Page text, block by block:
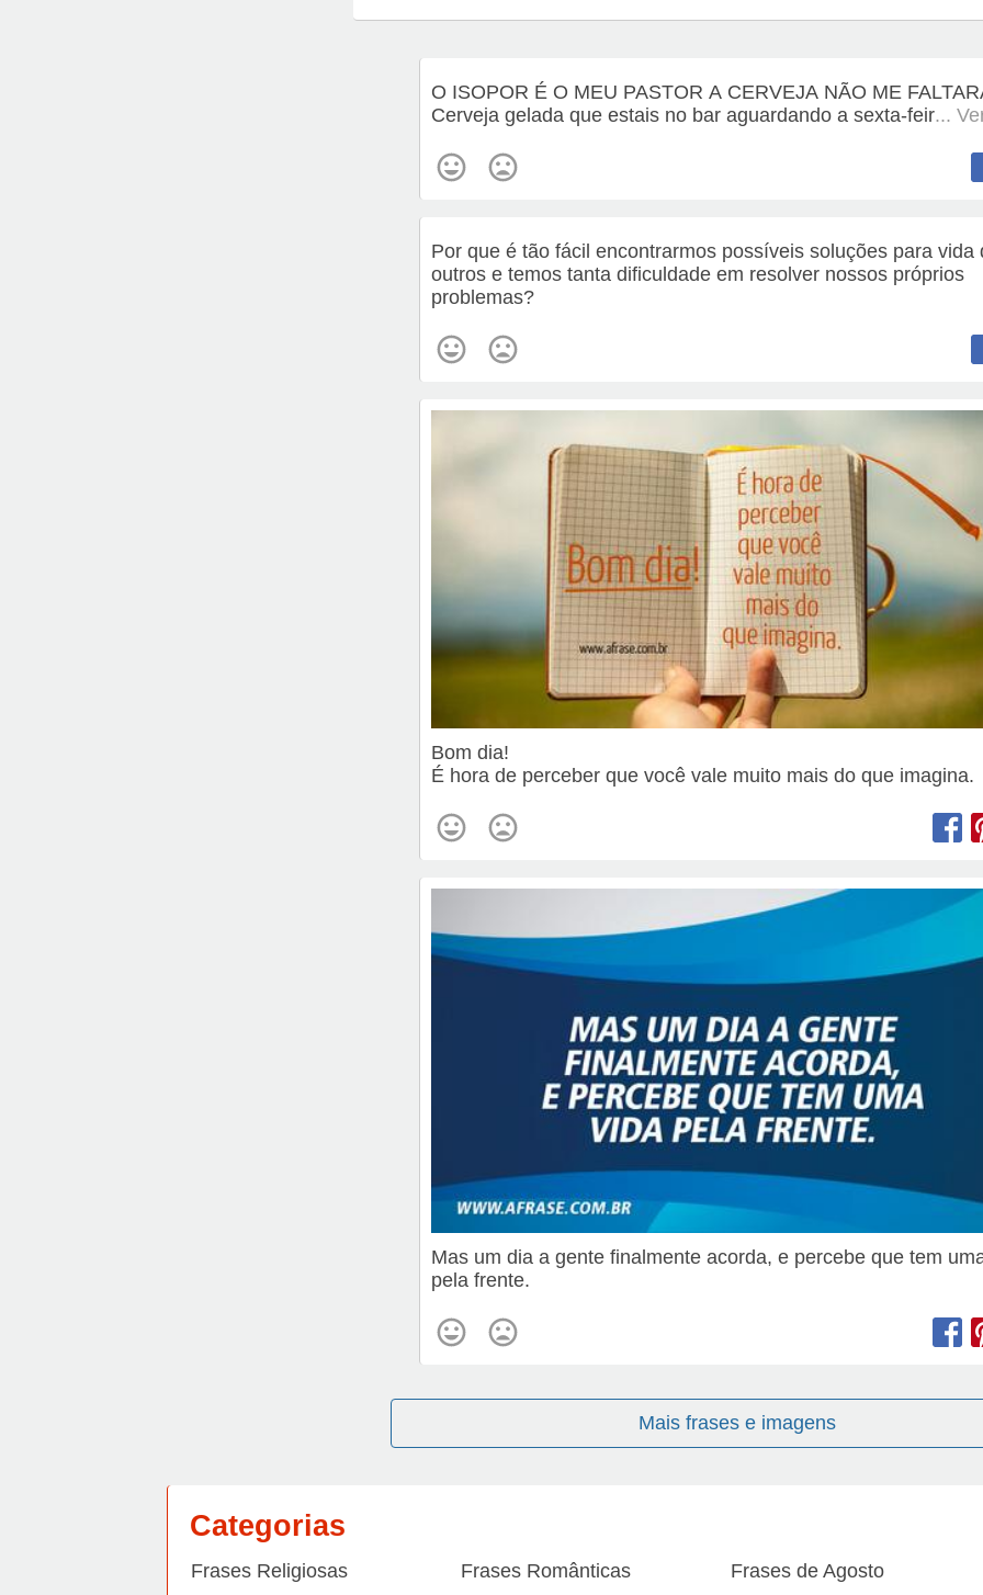
O ISOPOR É O MEU PASTOR A CERVEJA NÃO ME
Cerveja gelada que estais no bar aguardando a sexta-feir...
Por que é tão fácil encontrarmos possíveis soluções para vida
outros e temos tanta dificuldade em resolver nossos próprios
problemas?
Bom dia!
É hora de perceber que você vale muito mais do que imagina.
Mas um dia a gente finalmente acorda, e percebe que tem
pela frente.
Mais frases e imagens
Categorias
Frases Religiosas Frases Românticas Frases de Agosto